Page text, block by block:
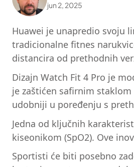
jun 2, 2025
Huawei je unapredio svoju
tradicionalne fitnes
distancira od prethodnih
Dizajn Watch Fit 4 Pro je
je zaštićen safirnim
udobniji u poređenju s
Jedna od ključnih
kiseonikom (SpO2). Ove
Sportisti će biti posebno